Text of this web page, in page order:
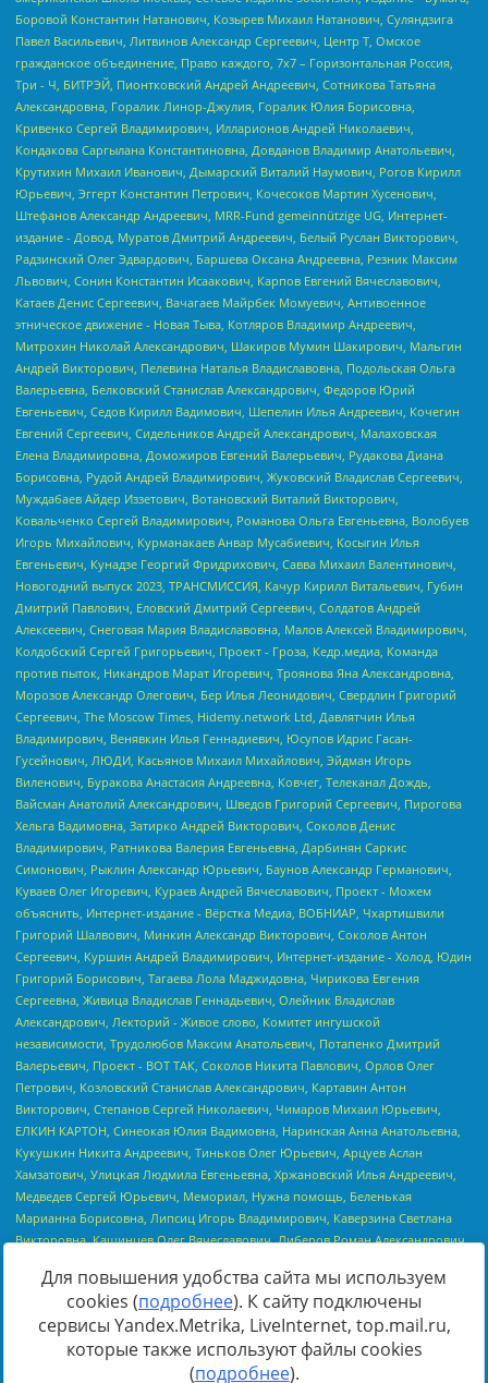
Источник:https://minjust.gov.ru/uploaded/files/reestr-
inostrannyih-agentov-22-03-2024.pdfданные на22.03.2024
Для повышения удобства сайта мы используем
cookies (подробнее). К сайту подключены
сервисы Yandex.Metrika, LiveInternet, top.mail.ru,
которые также используют файлы cookies
(подробнее).